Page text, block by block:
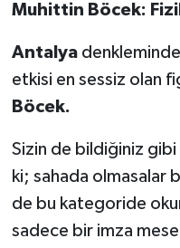
Muhittin Böcek:
Antalyadenkleminde
etkisi en sessiz olan
Böcek.
Sizin de bildiğiniz gibi
ki; sahada olmasalar
de bu kategoride
sadece bir imza